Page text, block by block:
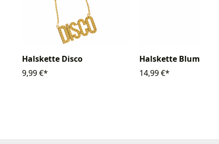
Halskette Disco
9,99 €*
Halskette Blumen
14,99 €*